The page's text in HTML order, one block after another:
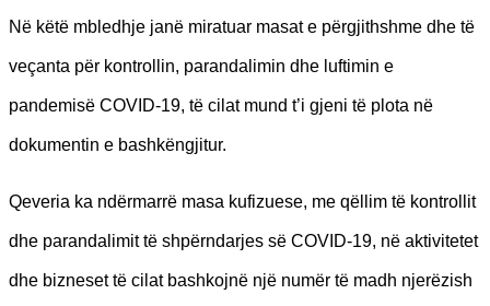
Në këtë mbledhje janë miratuar masat e përgjithshme dhe të
veçanta për kontrollin, parandalimin dhe luftimin e
pandemisë COVID-19, të cilat mund t’i gjeni të plota në
dokumentin e bashkëngjitur.
Qeveria ka ndërmarrë masa kufizuese, me qëllim të kontrollit
dhe parandalimit të shpërndarjes së COVID-19, në aktivitetet
dhe bizneset të cilat bashkojnë një numër të madh njerëzish